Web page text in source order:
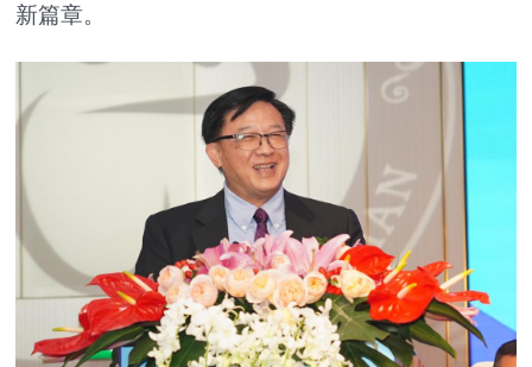
新篇章。